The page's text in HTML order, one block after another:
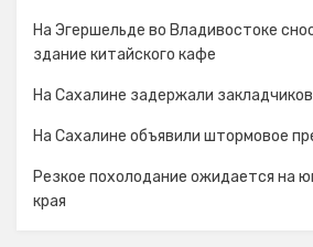
На Эгершельде во Владивостоке
здание китайского кафе
На Сахалине задержали
На Сахалине объявили штормовое
Резкое похолодание ожидается на
края